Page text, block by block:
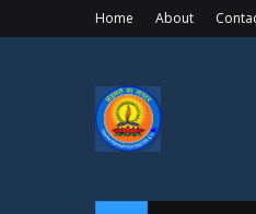
Home About